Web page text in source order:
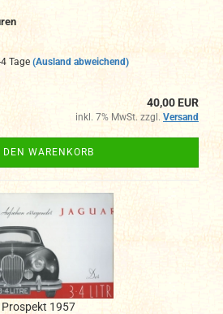
Tage (Ausland abweichend)
40,00 EUR
inkl. 7% MwSt. zzgl. Versand
DEN WARENKORB
1957